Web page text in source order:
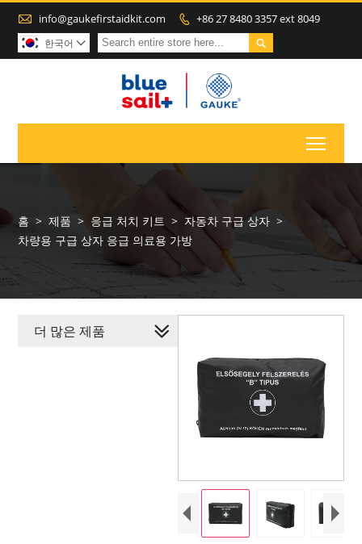
 info@gaukefirstaidkit.com  +86 27 8480 3357 ext 8049

한국어 
홈 > 제품 > 응급 처치 키트 > 자동차 구급 상자 >
차량용 구급 상자 응급 의료용 가방
더 많은 제품